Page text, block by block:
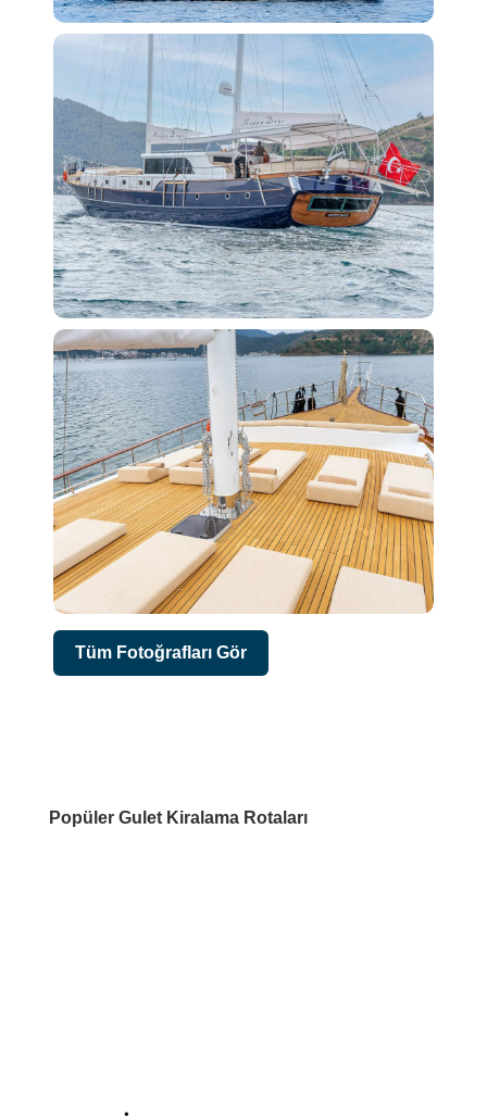
Tüm Fotoğrafları Gör
Popüler Gulet Kiralama Rotaları